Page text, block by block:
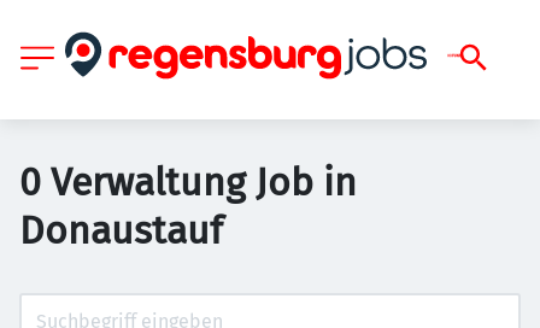
0 Verwaltung Job in
Donaustauf